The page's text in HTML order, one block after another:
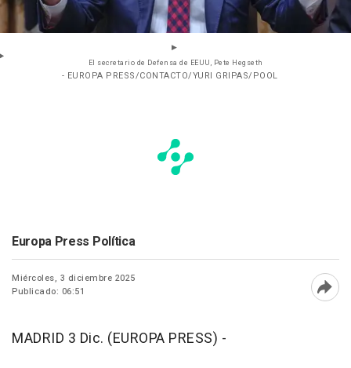
El secretario de Defensa de EEUU, Pete Hegseth
- EUROPA PRESS/CONTACTO/YURI GRIPAS/POOL
Europa Press Política
Miércoles, 3 diciembre 2025
Publicado: 06:51
MADRID 3 Dic. (EUROPA PRESS) -